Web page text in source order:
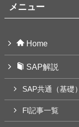
メニュー
Home
SAP解説
SAP共通（基礎）
FI記事一覧